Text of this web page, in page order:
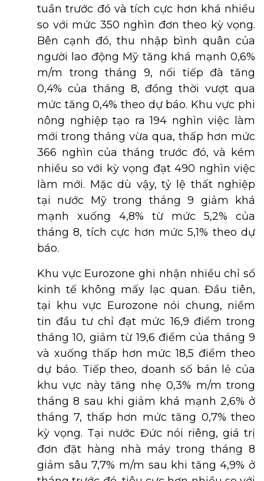
tuần trước đó và tích cực hơn khá nhiều
so với mức 350 nghìn đơn theo kỳ vọng.
Bên cạnh đó, thu nhập bình quân của
người lao động Mỹ tăng khá mạnh 0,6%
m/m trong tháng 9, nối tiếp đà tăng
0,4% của tháng 8, đồng thời vượt qua
mức tăng 0,4% theo dự báo. Khu vực phi
nông nghiệp tạo ra 194 nghìn việc làm
mới trong tháng vừa qua, thấp hơn mức
366 nghìn của tháng trước đó, và kém
nhiều so với kỳ vọng đạt 490 nghìn việc
làm mới. Mặc dù vậy, tỷ lệ thất nghiệp
tại nước Mỹ trong tháng 9 giảm khá
mạnh xuống 4,8% từ mức 5,2% của
tháng 8, tích cực hơn mức 5,1% theo dự
báo.
Khu vực Eurozone ghi nhận nhiều chỉ số
kinh tế không mấy lạc quan. Đầu tiên,
tại khu vực Eurozone nói chung, niềm
tin đầu tư chỉ đạt mức 16,9 điểm trong
tháng 10, giảm từ 19,6 điểm của tháng 9
và xuống thấp hơn mức 18,5 điểm theo
dự báo. Tiếp theo, doanh số bán lẻ của
khu vực này tăng nhẹ 0,3% m/m trong
tháng 8 sau khi giảm khá mạnh 2,6% ở
tháng 7, thấp hơn mức tăng 0,7% theo
kỳ vọng. Tại nước Đức nói riêng, giá trị
đơn đặt hàng nhà máy trong tháng 8
giảm sâu 7,7% m/m sau khi tăng 4,9% ở